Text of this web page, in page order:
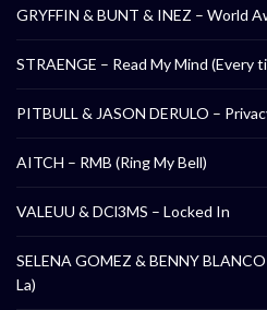
GRYFFIN & BUNT & INEZ – World
STRAENGE – Read My Mind (Every
PITBULL & JASON DERULO –
AITCH – RMB (Ring My Bell)
VALEUU & DCl3MS – Locked In
SELENA GOMEZ & BENNY
La)